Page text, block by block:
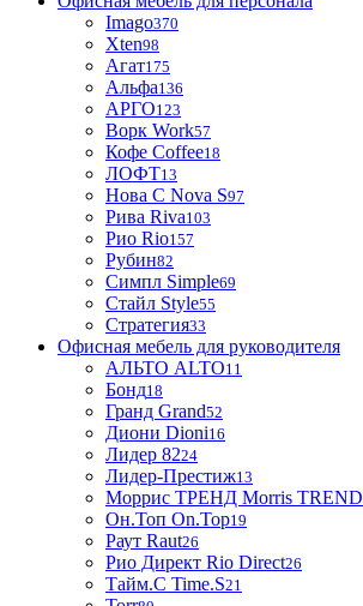
Imago370
Xten98
Агат175
Альфа136
АРГО123
Ворк Work57
Кофе Coffee18
ЛОФТ13
Нова С Nova S97
Рива Riva103
Рио Rio157
Рубин82
Симпл Simple69
Стайл Style55
Стратегия33
Офисная мебель для руководителя
АЛЬТО ALTO11
Бонд18
Гранд Grand52
Диони Dioni16
Лидер 8224
Лидер-Престиж13
Моррис ТРЕНД Morris TREND
Он.Топ On.Top19
Раут Raut26
Рио Директ Rio Direct26
Тайм.С Time.S21